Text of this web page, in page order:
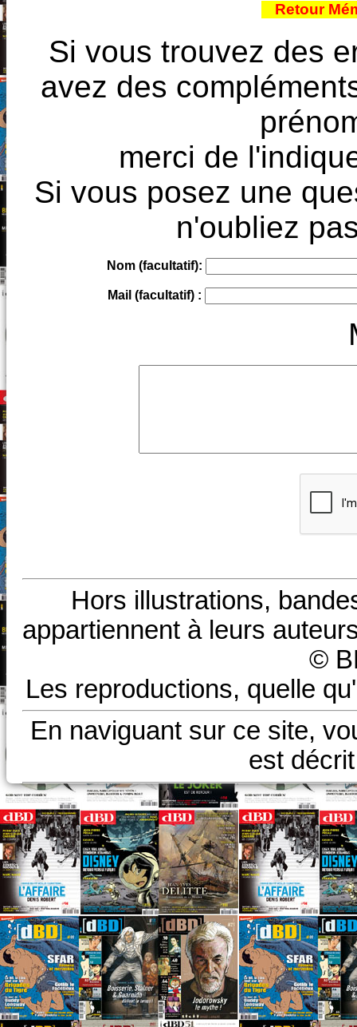
Retour
Si vous trouvez des
avez des
merci de
Si vous posez une
n'oubliez
Nom (facultatif):
Mail (facultatif) :
Hors illustrations,
appartiennent à leurs
©
Les reproductions, quelle
En naviguant sur ce site,
est